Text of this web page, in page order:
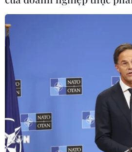
trợ người dân trong tình
cấp
05/08/2026 10:10
Hơn 100 người thiệt mạng trong
mưa khốc liệt ở Ấn Độ
05/08/2026 09:39
Cách các sân bay Mỹ rút ngắn
gian làm thủ tục